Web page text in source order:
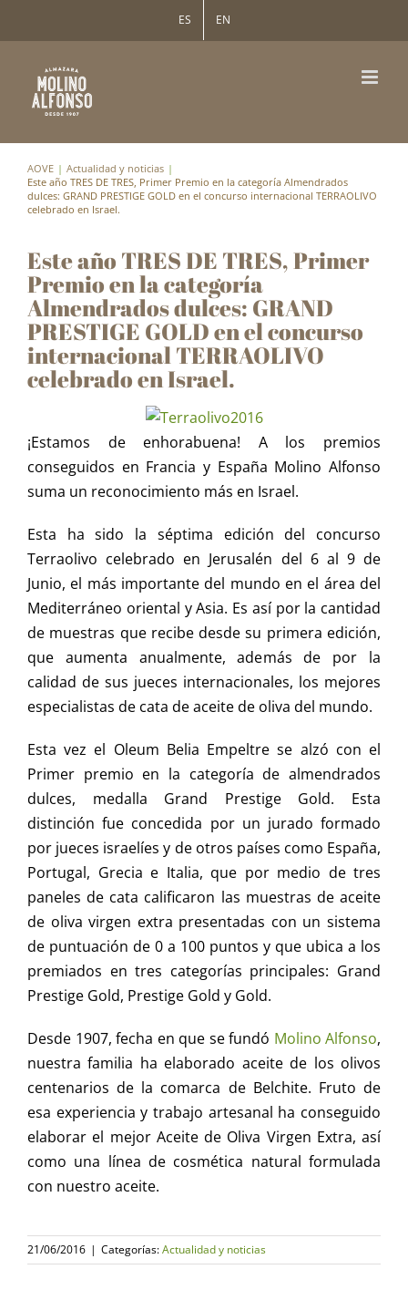
ES EN
AOVE
Actualidad y noticias
Este año TRES DE TRES, Primer Premio en la categoría Almendrados
dulces: GRAND PRESTIGE GOLD en el concurso internacional TERRAOLIVO
celebrado en Israel.
Este año TRES DE TRES, Primer
Premio en la categoría
Almendrados dulces: GRAND
PRESTIGE GOLD en el concurso
internacional TERRAOLIVO
celebrado en Israel.
¡Estamos de enhorabuena! A los premios
conseguidos en Francia y España Molino Alfonso
suma un reconocimiento más en Israel.
Esta ha sido la séptima edición del concurso
Terraolivo celebrado en Jerusalén del 6 al 9 de
Junio, el más importante del mundo en el área del
Mediterráneo oriental y Asia. Es así por la cantidad
de muestras que recibe desde su primera edición,
que aumenta anualmente, además de por la
calidad de sus jueces internacionales, los mejores
especialistas de cata de aceite de oliva del mundo.
Esta vez el Oleum Belia Empeltre se alzó con el
Primer premio en la categoría de almendrados
dulces, medalla Grand Prestige Gold. Esta
distinción fue concedida por un jurado formado
por jueces israelíes y de otros países como España,
Portugal, Grecia e Italia, que por medio de tres
paneles de cata calificaron las muestras de aceite
de oliva virgen extra presentadas con un sistema
de puntuación de 0 a 100 puntos y que ubica a los
premiados en tres categorías principales: Grand
Prestige Gold, Prestige Gold y Gold.
Desde 1907, fecha en que se fundó Molino Alfonso,
nuestra familia ha elaborado aceite de los olivos
centenarios de la comarca de Belchite. Fruto de
esa experiencia y trabajo artesanal ha conseguido
elaborar el mejor Aceite de Oliva Virgen Extra, así
como una línea de cosmética natural formulada
con nuestro aceite.
21/06/2016 | Categorías:Actualidad y noticias